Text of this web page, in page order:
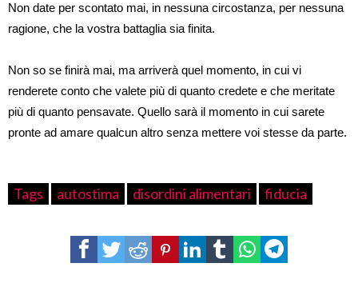
Non date per scontato mai, in nessuna circostanza, per nessuna
ragione, che la vostra battaglia sia finita.
Non so se finirà mai, ma arriverà quel momento, in cui vi
renderete conto che valete più di quanto credete e che meritate
più di quanto pensavate. Quello sarà il momento in cui sarete
pronte ad amare qualcun altro senza mettere voi stesse da parte.
Tags autostima disordini alimentari fiducia